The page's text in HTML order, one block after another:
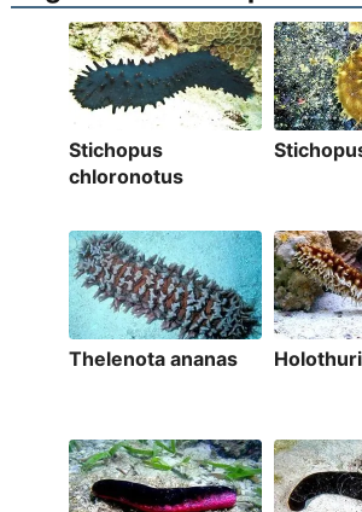
Stichopus
chloronotus
Thelenota ananas